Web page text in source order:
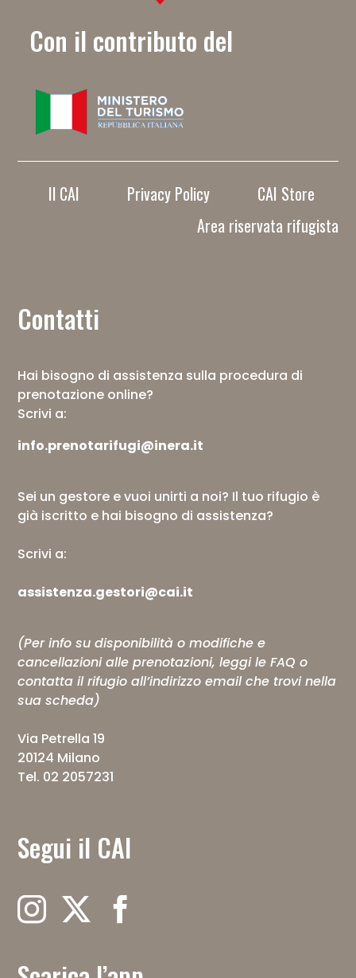
Con il contributo del
Il CAI Privacy Policy
CAI Store
Area riservata rifugista
Contatti
Hai bisogno di assistenza sulla procedura di
prenotazione online?
Scrivi a:
info.prenotarifugi@inera.it
Sei un gestore e vuoi unirti a noi? Il tuo rifugio è
già iscritto e hai bisogno di assistenza?
Scrivi a:
assistenza.gestori@cai.it
(Per info su disponibilità o modifiche e
cancellazioni alle prenotazioni, leggi leFAQ o
contatta il rifugio all’indirizzo email che trovi nella
sua scheda)
Via Petrella 19
20124 Milano
Tel. 02 2057231
Segui il CAI